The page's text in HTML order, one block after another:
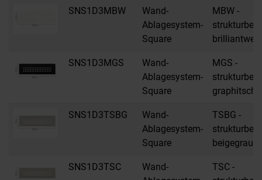
SNS1D3MBW
Wand-
Ablagesystem-
Square
MBW -
SNS1D3MGS
Wand-
Ablagesystem-
Square
MGS -
SNS1D3TSBG
Wand-
Ablagesystem-
Square
TSBG -
beigegrau
SNS1D3TSC
Wand-
TSC -